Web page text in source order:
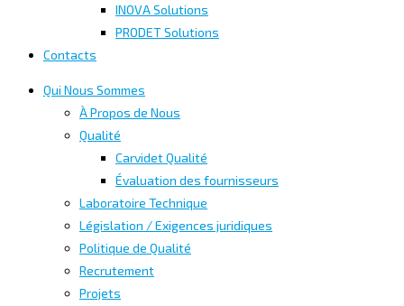
INOVA Solutions
PRODET Solutions
Contacts
Qui Nous Sommes
À Propos de Nous
Qualité
Carvidet Qualité
Évaluation des fournisseurs
Laboratoire Technique
Législation / Exigences juridiques
Politique de Qualité
Recrutement
Projets